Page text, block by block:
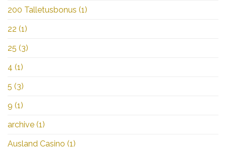
200 Talletusbonus (1)
22 (1)
25 (3)
4 (1)
5 (3)
9 (1)
archive (1)
Ausland Casino (1)